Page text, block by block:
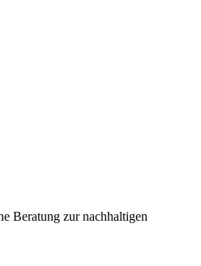
Beratung zur nachhaltigen